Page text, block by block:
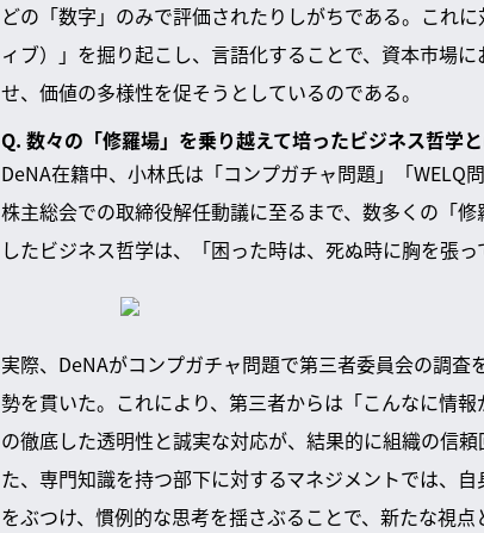
どの「数字」のみで評価されたりしがちである。これ
ィブ）」を掘り起こし、言語化することで、資本市場
せ、価値の多様性を促そうとしているのである。
Q. 数々の「修羅場」を乗り越えて培ったビジネス哲学
DeNA在籍中、小林氏は「コンプガチャ問題」「WELQ
株主総会での取締役解任動議に至るまで、数多くの「
したビジネス哲学は、「困った時は、死ぬ時に胸を張
実際、DeNAがコンプガチャ問題で第三者委員会の調
勢を貫いた。これにより、第三者からは「こんなに情
の徹底した透明性と誠実な対応が、結果的に組織の信
た、専門知識を持つ部下に対するマネジメントでは、
をぶつけ、慣例的な思考を揺さぶることで、新たな視点